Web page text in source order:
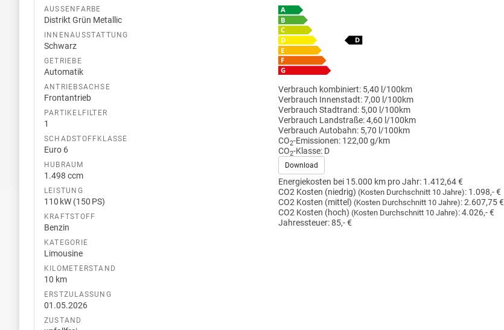
AUSSENFARBE
Distrikt Grün Metallic
INNENAUSSTATTUNG
Schwarz
GETRIEBE
Automatik
ANTRIEBSACHSE
Frontantrieb
PARTIKELFILTER
1
SCHADSTOFFKLASSE
Euro 6
HUBRAUM
1.498 ccm
LEISTUNG
110 kW (150 PS)
KRAFTSTOFF
Benzin
KATEGORIE
Limousine
KILOMETERSTAND
10 km
ERSTZULASSUNG
01.05.2026
ZUSTAND
Verbrauch kombiniert: 5,40 l/100km
Verbrauch Innenstadt:7,00 l/100km
Verbrauch Stadtrand: 5,00 l/100km
Verbrauch Landstraße:4,60 l/100km
Verbrauch Autobahn: 5,70 l/100km
CO2-Emissionen: 122,00 g/km
CO2-Klasse: D
Download
Energiekosten bei 15.000 km pro Jahr: 1.412,64 €
CO2 Kosten (niedrig) (Kosten Durchschnitt 10 Jahre): 1.098,- €
CO2 Kosten (mittel) (Kosten Durchschnitt 10 Jahre):2.607,75 €
CO2 Kosten (hoch) (Kosten Durchschnitt 10 Jahre):4.026,- €
Jahressteuer:85,- €